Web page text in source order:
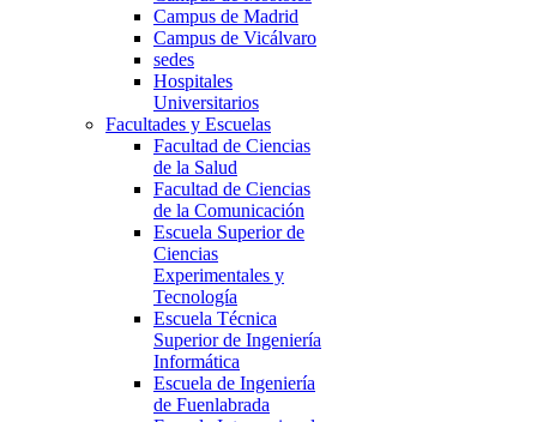
Campus de Madrid
Campus de Vicálvaro
sedes
Hospitales
Universitarios
Facultades y Escuelas
Facultad de Ciencias
de la Salud
Facultad de Ciencias
de la Comunicación
Escuela Superior de
Ciencias
Experimentales y
Tecnología
Escuela Técnica
Superior de Ingeniería
Informática
Escuela de Ingeniería
de Fuenlabrada